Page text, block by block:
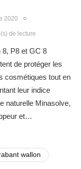
2020
de lecture
8, P8 et GC 8
de protéger les
cosmétiques tout en
leur indice
naturelle Minasolve,
et…
wallon